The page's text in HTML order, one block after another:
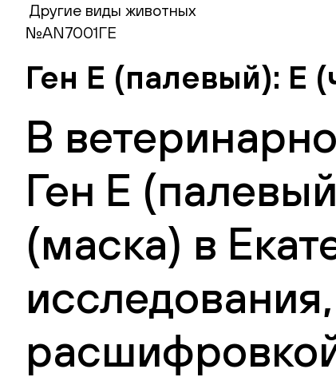
Другие виды животных
№AN7001ГЕ
Ген E (палевый): Е
В
Ген E
(маска) в